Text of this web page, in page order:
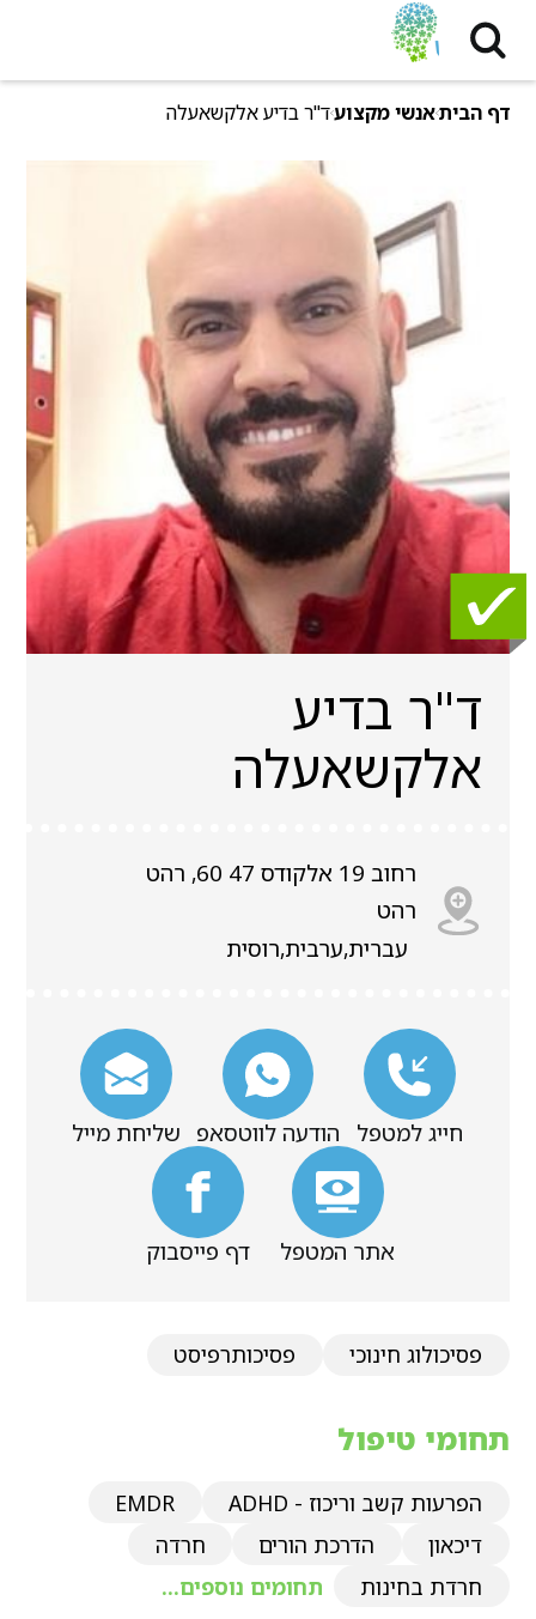
דף הביתאנשי מקצועד"ר בדיע אלקשאעלה
ד"ר בדיע
אלקשאעלה
רחוב 19 אלקודס 47 60, רהט
רהט
עברית,ערבית,רוסית
חייג למטפל הודעה לווטסאפ שליחת מייל
אתר המטפל דף פייסבוק
פסיכולוג חינוכי פסיכותרפיסט
תחומי טיפול
הפרעות קשב וריכוז - ADHD
EMDR
דיכאון
הדרכת הורים
חרדה
חרדת בחינות
תחומים נוספים...